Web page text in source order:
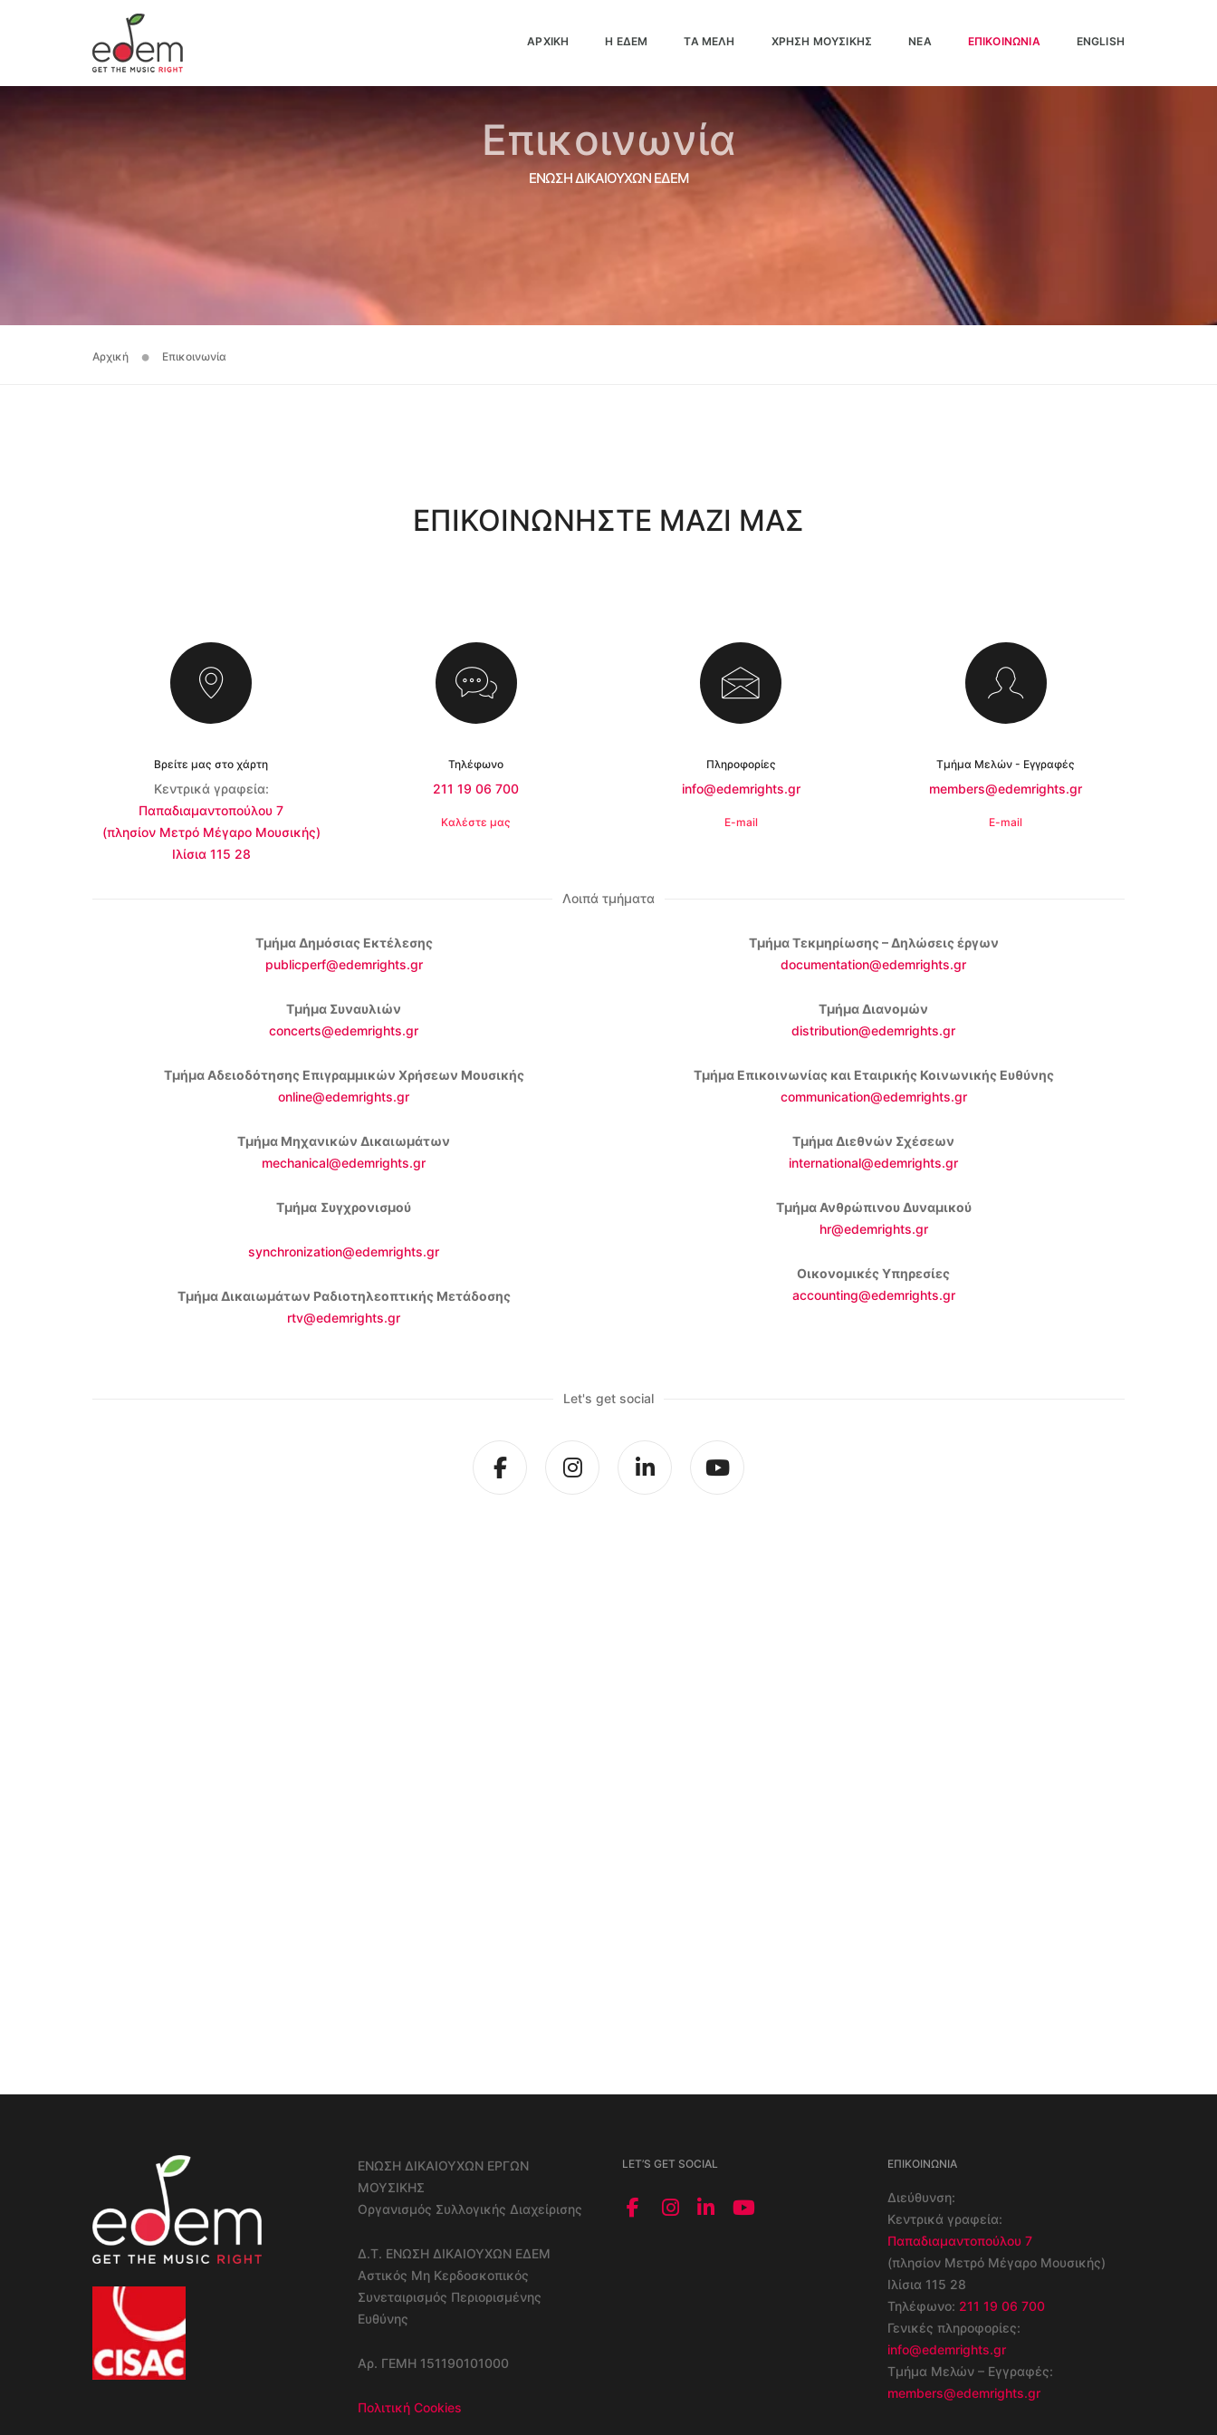
ΑΡΧΙΚΗ Η ΕΔΕΜ ΤΑ ΜΈΛΗ ΧΡΉΣΗ ΜΟΥΣΙΚΉΣ ΝΕΑ ΕΠΙΚΟΙΝΩΝΊΑ ENGLISH
Επικοινωνία
ΕΝΩΣΗ ΔΙΚΑΙΟΥΧΩΝ ΕΔΕΜ
Αρχική Επικοινωνία
ΕΠΙΚΟΙΝΩΝΉΣΤΕ ΜΑΖΊ ΜΑΣ
Βρείτε μας στο χάρτη
Κεντρικά γραφεία:
Παπαδιαμαντοπούλου 7
(πλησίον Μετρό Μέγαρο Μουσικής)
Ιλίσια 115 28
Τηλέφωνο
211 19 06 700
Καλέστε μας
Πληροφορίες
info@edemrights.gr
E-mail
Τμήμα Μελών - Εγγραφές
members@edemrights.gr
E-mail
Λοιπά τμήματα
Τμήμα Δημόσιας Εκτέλεσης
publicperf@edemrights.gr
Τμήμα Συναυλιών
concerts@edemrights.gr
Τμήμα Αδειοδότησης Επιγραμμικών Χρήσεων Μουσικής
online@edemrights.gr
Τμήμα Μηχανικών Δικαιωμάτων
mechanical@edemrights.gr
Τμήμα Συγχρονισμού
synchronization@edemrights.gr
Τμήμα Δικαιωμάτων Ραδιοτηλεοπτικής Μετάδοσης
rtv@edemrights.gr
Τμήμα Τεκμηρίωσης – Δηλώσεις έργων
documentation@edemrights.gr
Τμήμα Διανομών
distribution@edemrights.gr
Τμήμα Επικοινωνίας και Εταιρικής Κοινωνικής Ευθύνης
communication@edemrights.gr
Τμήμα Διεθνών Σχέσεων
international@edemrights.gr
Τμήμα Ανθρώπινου Δυναμικού
hr@edemrights.gr
Οικονομικές Υπηρεσίες
accounting@edemrights.gr
Let's get social
ΕΝΩΣΗ ΔΙΚΑΙΟΥΧΩΝ ΕΡΓΩΝ
ΜΟΥΣΙΚΗΣ
Οργανισμός Συλλογικής Διαχείρισης
Δ.Τ. ΕΝΩΣΗ ΔΙΚΑΙΟΥΧΩΝ ΕΔΕΜ
Αστικός Μη Κερδοσκοπικός
Συνεταιρισμός Περιορισμένης
Ευθύνης
Αρ. ΓΕΜΗ 151190101000
Πολιτική Cookies
LET’S GET SOCIAL ΕΠΙΚΟΙΝΩΝΊΑ
Διεύθυνση:
Κεντρικά γραφεία:
Παπαδιαμαντοπούλου 7
(πλησίον Μετρό Μέγαρο Μουσικής)
Ιλίσια 115 28
Τηλέφωνο: 211 19 06 700
Γενικές πληροφορίες:
info@edemrights.gr
Τμήμα Μελών – Εγγραφές:
members@edemrights.gr